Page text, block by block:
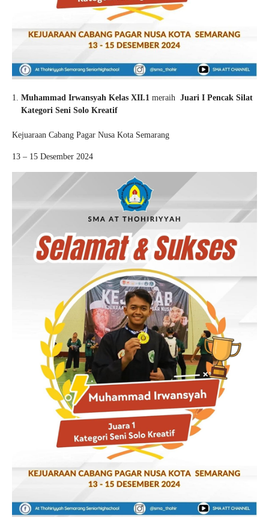
Muhammad Irwansyah Kelas XII.1 meraih Juari I Pencak Silat
Kategori Seni Solo Kreatif
Kejuaraan Cabang Pagar Nusa Kota Semarang
13 – 15 Desember 2024